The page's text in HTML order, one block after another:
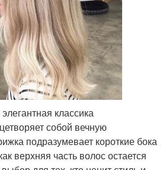
классика
собой вечную
подразумевает короткие бока
верхняя часть волос остается